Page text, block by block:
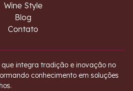
Wine Style
Blog
Contato
integra tradição e inovação no
conhecimento em soluções